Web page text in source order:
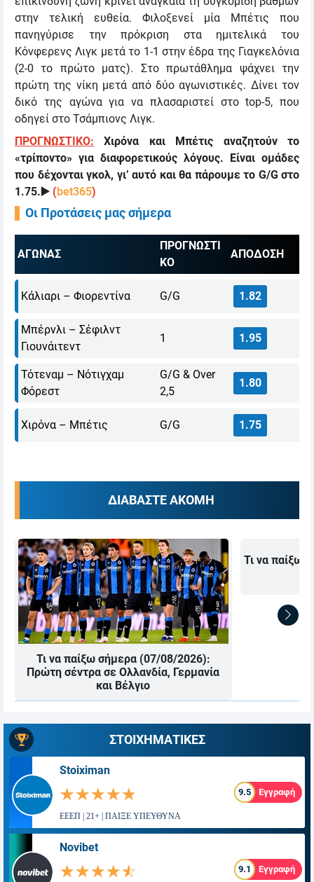
στην τελική ευθεία. Φιλοξενεί μία Μπέτις που
πανηγύρισε την πρόκριση στα ημιτελικά του
Κόνφερενς Λιγκ μετά το 1-1 στην έδρα της Γιαγκελόνια
(2-0 το πρώτο ματς). Στο πρωτάθλημα ψάχνει την
πρώτη της νίκη μετά από δύο αγωνιστικές. Δίνει τον
δικό της αγώνα για να πλασαριστεί στοtop-5, που
οδηγεί στο Τσάμπιονς Λιγκ.
ΠΡΟΓΝΩΣΤΙΚΟ:
Χιρόνα και Μπέτις αναζητούν το
«τρίποντο» για διαφορετικούς λόγους. Είναι ομάδες
που δέχονται γκολ, γι’ αυτό και θα πάρουμε το G/G στο
1.75.▶️ (bet365)
Οι Προτάσεις μας σήμερα
ΑΓΩΝΑΣ
ΠΡΟΓΝΩΣΤΙ
ΚΟ
ΑΠΟΔΟΣΗ
Κάλιαρι – Φιορεντίνα G/G 1.82
Μπέρνλι – Σέφιλντ
Γιουνάιτεντ
1 1.95
Τότεναμ – Νότιγχαμ
Φόρεστ
G/G & Over
2,5
1.80
Χιρόνα – Μπέτις G/G 1.75
ΔΙΑΒΑΣΤΕ ΑΚΟΜΗ
Τι να παίξω σήμερα (07/08/2026):
Πρώτη σέντρα σε Ολλανδία, Γερμανία
και Βέλγιο
Τι να παίξω
ΣΤΟΙΧΗΜΑΤΙΚΕΣ
Stoiximan
☆☆☆☆☆
★★★★★ 9.5 Εγγραφή
ΕΕΕΠ | 21+ | ΠΑΙΞΕ ΥΠΕΥΘΥΝΑ
Novibet
☆☆☆☆☆
★★★★★ 9.1 Εγγραφή